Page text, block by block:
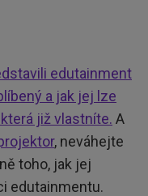
edutainment
a jak jej lze
již vlastníte. A
, neváhejte
toho, jak jej
edutainmentu.